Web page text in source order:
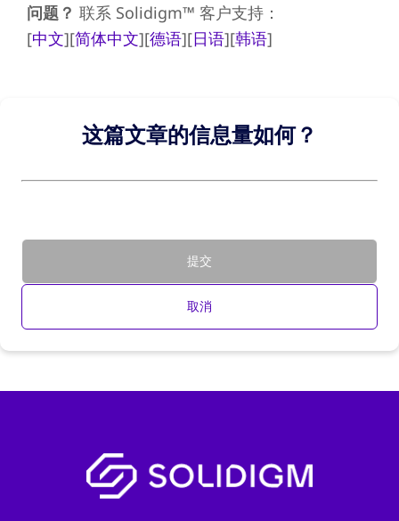
问题？ 联系 Solidigm™ 客户支持：
[中文][简体中文][德语][日语][韩语]
这篇文章的信息量如何？
提交
取消